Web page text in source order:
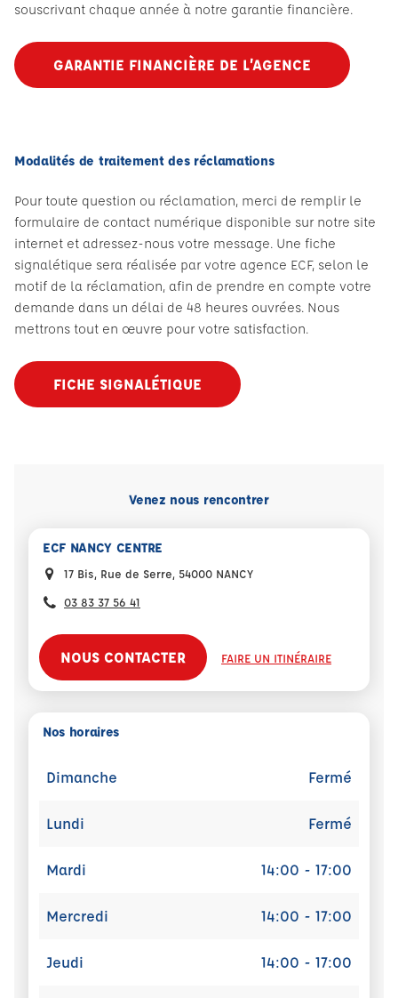
souscrivant chaque année à notre garantie financière.
GARANTIE FINANCIÈRE DE L’AGENCE
Modalités de traitement des réclamations
Pour toute question ou réclamation, merci de remplir le
formulaire de contact numérique disponible sur notre site
internet et adressez-nous votre message. Une fiche
signalétique sera réalisée par votre agence ECF, selon le
motif de la réclamation, afin de prendre en compte votre
demande dans un délai de 48 heures ouvrées. Nous
mettrons tout en œuvre pour votre satisfaction.
FICHE SIGNALÉTIQUE
Venez nous rencontrer
ECF NANCY CENTRE
17 Bis, Rue de Serre, 54000 NANCY
03 83 37 56 41
NOUS CONTACTER FAIRE UN ITINÉRAIRE
Nos horaires
Dimanche Fermé
Lundi Fermé
Mardi 14:00 - 17:00
Mercredi 14:00 - 17:00
Jeudi 14:00 - 17:00